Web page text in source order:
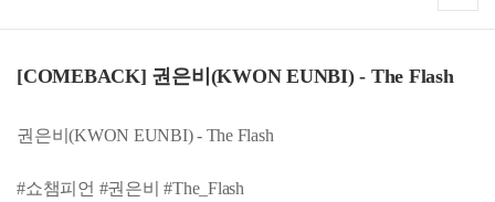
[COMEBACK] 권은비(KWON EUNBI) - The Flash
권은비(KWON EUNBI) - The Flash
#쇼챔피언 #권은비 #The_Flash